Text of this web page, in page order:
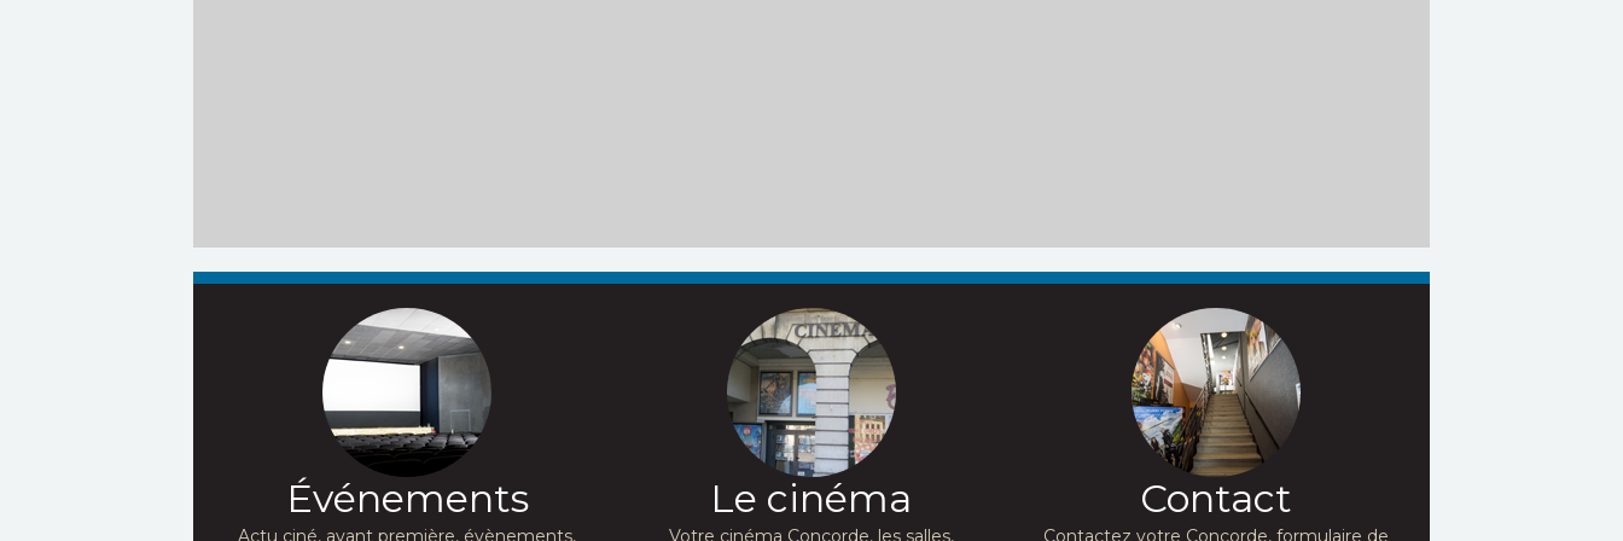
Événements
Actu ciné, avant première, évènements,
Le cinéma
Votre cinéma Concorde, les salles,
Contact
Contactez votre Concorde, formulaire de